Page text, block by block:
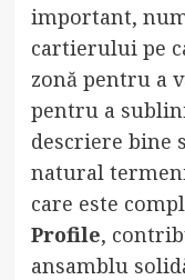
important,
cartierului pe
zonă pentru a
pentru a
descriere bine
natural
care este
Profile,
ansamblu